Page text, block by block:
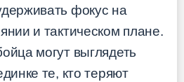
фокус на
и тактическом плане.
могут выглядеть
те, кто теряют